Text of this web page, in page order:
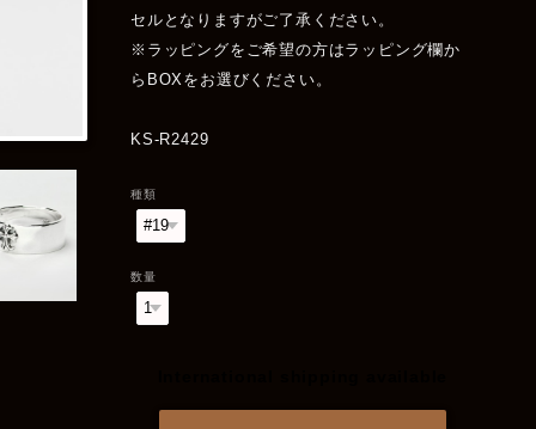
セルとなりますがご了承ください。
※ラッピングをご希望の方はラッピング欄か
らBOXをお選びください。
KS-R2429
種類
数量